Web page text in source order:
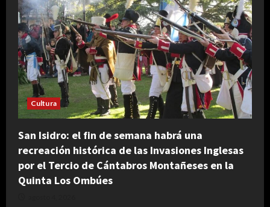
Cultura
San Isidro: el fin de semana habrá una
recreación histórica de las Invasiones Inglesas
por el Tercio de Cántabros Montañeses en la
Quinta Los Ombúes